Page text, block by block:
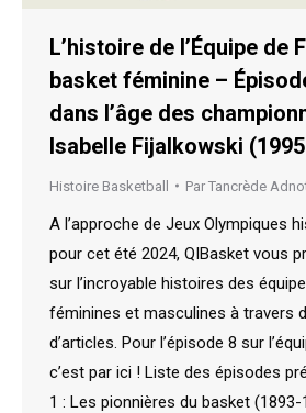
L’histoire de l’Équipe de
basket féminine –
dans l’âge des
Isabelle Fijalkowski
Histoire Basketball Par Tancrède
A l’approche de Jeux Olympiques
pour cet été 2024, QIBasket vous
sur l’incroyable histoires des
féminines et masculines à travers
d’articles. Pour l’épisode 8 sur
c’est par ici ! Liste des épisodes
1 : Les pionnières du basket